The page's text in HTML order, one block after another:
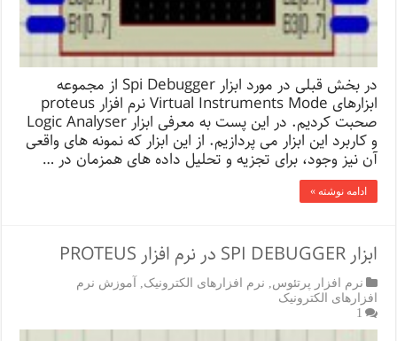
در بخش قبلی در مورد ابزار Spi Debugger از مجموعه
ابزارهای Virtual Instruments Mode نرم افزار proteus
صحبت کردیم. در این پست به معرفی ابزار Logic Analyser
و کاربرد این ابزار می پردازیم. از این ابزار که نمونه های واقعی
آن نیز وجود، برای تجزیه و تحلیل داده های همزمان در …
ادامه نوشته »
ابزار SPI DEBUGGER در نرم افزار PROTEUS
نرم افزار پرتئوس, نرم افزارهای الکترونیک, آموزش نرم
افزارهای الکترونیک
1